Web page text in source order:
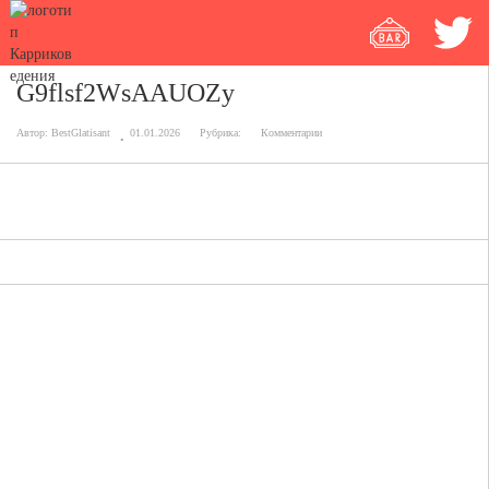
G9flsf2WsAAUOZy
Автор: BestGlatisant 01.01.2026 Рубрика: Комментарии